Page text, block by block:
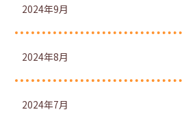
2024年9月
2024年8月
2024年7月